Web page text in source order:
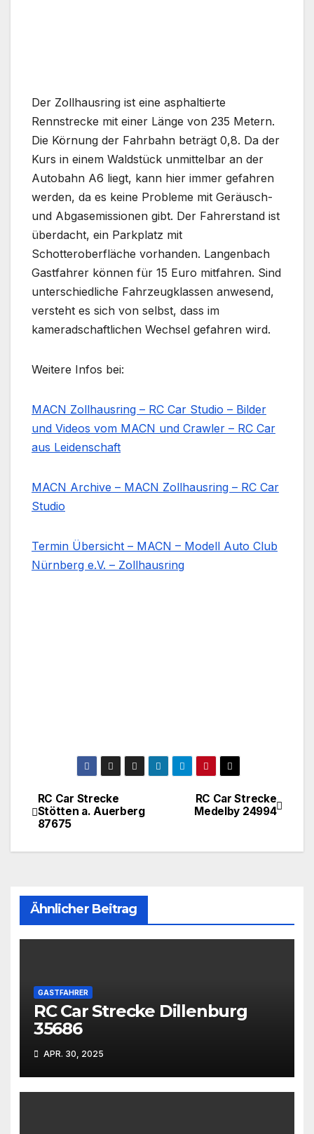
Der Zollhausring ist eine asphaltierte
Rennstrecke mit einer Länge von 235 Metern.
Die Körnung der Fahrbahn beträgt 0,8. Da der
Kurs in einem Waldstück unmittelbar an der
Autobahn A6 liegt, kann hier immer gefahren
werden, da es keine Probleme mit Geräusch-
und Abgasemissionen gibt. Der Fahrerstand ist
überdacht, ein Parkplatz mit
Schotteroberfläche vorhanden. Langenbach
Gastfahrer können für 15 Euro mitfahren. Sind
unterschiedliche Fahrzeugklassen anwesend,
versteht es sich von selbst, dass im
kameradschaftlichen Wechsel gefahren wird.
Weitere Infos bei:
MACN Zollhausring – RC Car Studio – Bilder
und Videos vom MACN und Crawler – RC Car
aus Leidenschaft
MACN Archive – MACN Zollhausring – RC Car
Studio
Termin Übersicht – MACN – Modell Auto Club
Nürnberg e.V. – Zollhausring
BeitragsnavigationRC Car Strecke
Medelby 24994
RC Car Strecke
Stötten a. Auerberg
87675
Ähnlicher Beitrag
GASTFAHRER
RC Car Strecke Dillenburg
35686
APR. 30, 2025